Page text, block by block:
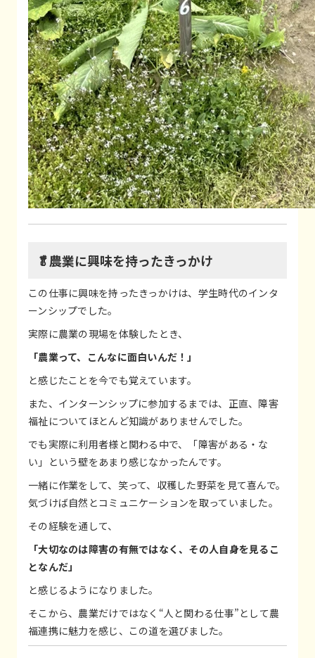
🥬農業に興味を持ったきっかけ
この仕事に興味を持ったきっかけは、学生時代のインタ
ーンシップでした。
実際に農業の現場を体験したとき、
「農業って、こんなに面白いんだ！」
と感じたことを今でも覚えています。
また、インターンシップに参加するまでは、正直、障害
福祉についてほとんど知識がありませんでした。
でも実際に利用者様と関わる中で、「障害がある・な
い」という壁をあまり感じなかったんです。
一緒に作業をして、笑って、収穫した野菜を見て喜んで。
気づけば自然とコミュニケーションを取っていました。
その経験を通して、
「大切なのは障害の有無ではなく、その人自身を見るこ
となんだ」
と感じるようになりました。
そこから、農業だけではなく“人と関わる仕事”として農
福連携に魅力を感じ、この道を選びました。